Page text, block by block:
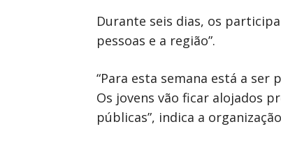
Durante seis dias, os
pessoas e a região”.
“Para esta semana está a
Os jovens vão ficar alojados
públicas”, indica a organização